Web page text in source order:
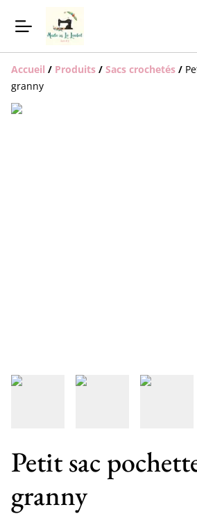
Accueil / Produits / Sacs crochetés /
granny
Petit sac
granny